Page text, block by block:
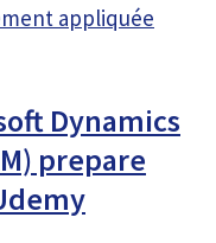
appliquée
Dynamics
prepare